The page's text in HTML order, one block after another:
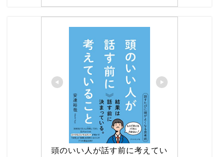
頭のいい人が話す前に考えてい